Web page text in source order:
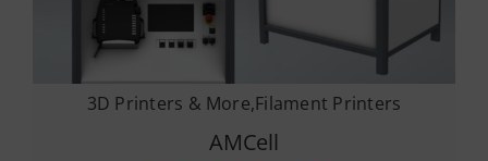
3D Printers & More,Filament Printers
AMCell